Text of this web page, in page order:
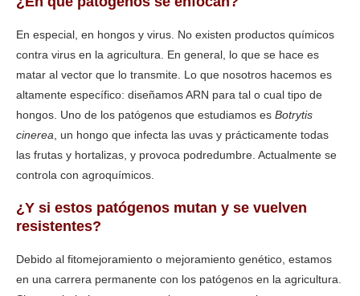
En especial, en hongos y virus. No existen productos químicos
contra virus en la agricultura. En general, lo que se hace es
matar al vector que lo transmite. Lo que nosotros hacemos es
altamente específico: diseñamos ARN para tal o cual tipo de
hongos. Uno de los patógenos que estudiamos es Botrytis
cinerea , un hongo que infecta las uvas y prácticamente todas
las frutas y hortalizas, y provoca podredumbre. Actualmente se
controla con agroquímicos.
¿Y si estos patógenos mutan y se vuelven
resistentes?
Debido al fitomejoramiento o mejoramiento genético, estamos
en una carrera permanente con los patógenos en la agricultura.